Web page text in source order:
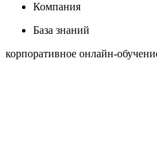
Компания
База знаний
корпоративное онлайн-